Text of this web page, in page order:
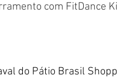
com FitDance
do Pátio Brasil